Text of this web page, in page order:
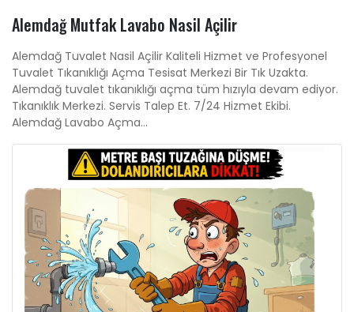
Alemdağ Mutfak Lavabo Nasil Açilir
Alemdağ Tuvalet Nasil Açilir Kaliteli Hizmet ve Profesyonel
Tuvalet Tıkanıklığı Açma Tesisat Merkezi Bir Tık Uzakta.
Alemdağ tuvalet tıkanıklığı açma tüm hızıyla devam ediyor.
Tıkanıklık Merkezi. Servis Talep Et. 7/24 Hizmet Ekibi.
Alemdağ Lavabo Açma...